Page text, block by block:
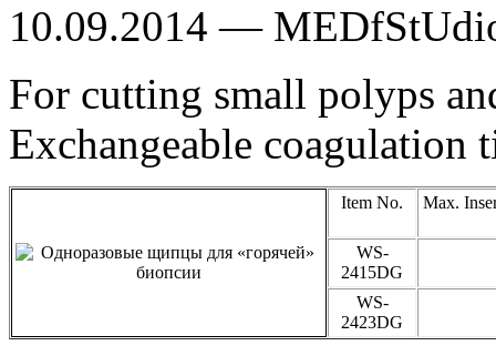
10.09.2014 —
For cutting small polyps
Exchangeable coagulation
Item No. Max.
WS-
2415DG
WS-
2423DG